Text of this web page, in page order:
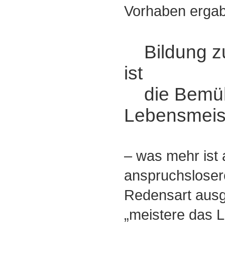
Vorhaben
Bildung
ist
die
‒ was mehr ist
Redensart
„meistere das